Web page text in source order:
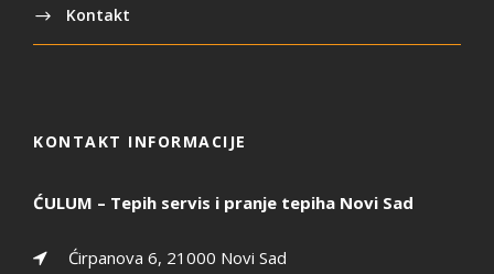
Kontakt
KONTAKT INFORMACIJE
ĆULUM – Tepih servis i pranje tepiha Novi Sad
Ćirpanova 6, 21000 Novi Sad